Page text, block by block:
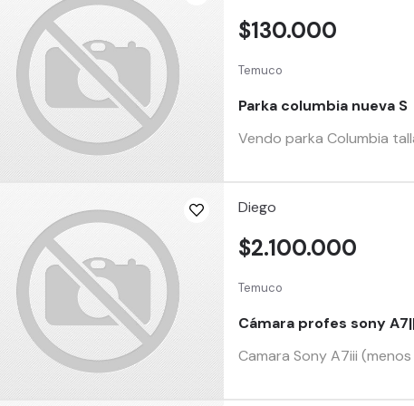
Temuco
Parka columbia nueva S
Vendo parka Columbia
$130.000
Diego
Temuco
Cámara profes sony
Camara Sony A7iii
$2.100.000